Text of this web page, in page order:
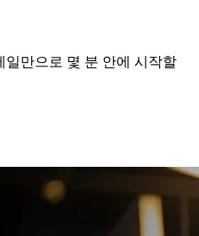
일만으로 몇 분 안에 시작할